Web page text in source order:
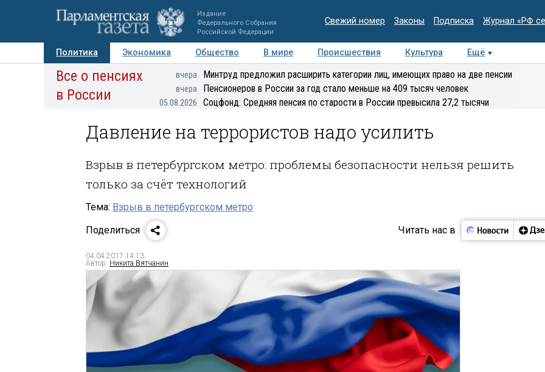
Издание
Федерального Собрания
Российской Федерации
Свежий номер Законы Подписка Журнал «РФ
Политика Экономика Общество В мире Происшествия Культура
Ещё
Авторы Персоны Мнения Регионы Медиацентр Интервью Колумнисты
Все о пенсиях
в России
вчера Минтруд предложил расширить категории лиц, имеющих право на две пенсии
вчера Пенсионеров в России за год стало меньше на 409 тысяч человек
05.08.2026 Соцфонд: Средняя пенсия по старости в России превысила 27,2 тысячи
Давление на террористов надо усилить
Взрыв в петербургском метро: проблемы безопасности нельзя решить
только за счёт технологий
Тема: Взрыв в петербургском метро
Поделиться
Читать нас в
04.04.2017 14:13
Автор: Никита Вятчанин